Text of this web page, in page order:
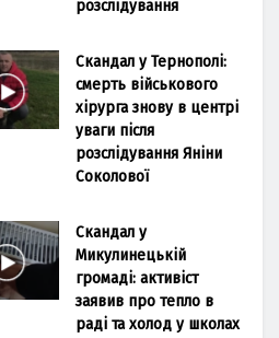
розслідування
Скандал у Тернополі:
смерть військового
хірурга знову в центрі
уваги після
розслідування Яніни
Соколової
Скандал у
Микулинецькій
громаді: активіст
заявив про тепло в
раді та холод у школах